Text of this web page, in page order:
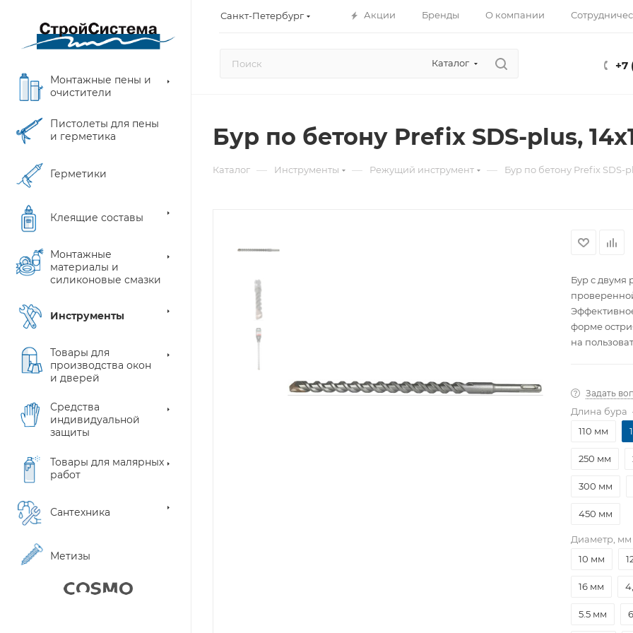
Санкт-Петербург Акции Бренды О компании
Каталог +7
Монтажные пены и
очистители
Пистолеты для пены
и герметика
Герметики
Клеящие составы
Монтажные
материалы и
силиконовые смазки
Инструменты
Товары для
производства окон
и дверей
Средства
индивидуальной
защиты
Товары для малярных
работ
Сантехника
Метизы
Бур по бетону Prefix SDS-plus,
Каталог — Инструменты — Режущий инструмент — Бур по бетону Prefix SDS-
Бур с двумя
форме
на
который
Задать
Длина бура
110 мм
250 мм
300 мм
450 мм
Диаметр, мм
10 мм
16 мм
5.5 мм